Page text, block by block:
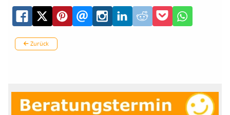
Zurück